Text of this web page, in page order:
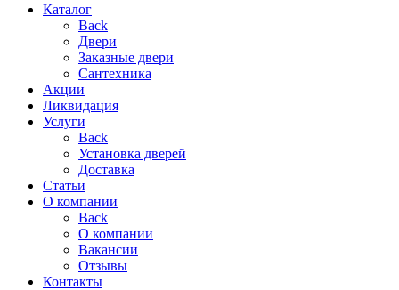
Каталог
Back
Двери
Заказные двери
Сантехника
Акции
Ликвидация
Услуги
Back
Установка дверей
Доставка
Статьи
О компании
Back
О компании
Вакансии
Отзывы
Контакты